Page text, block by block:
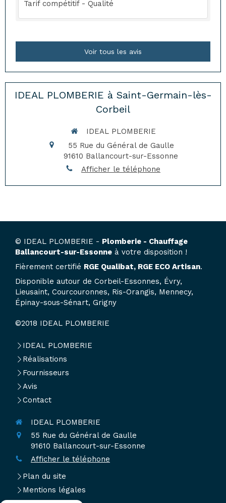
Tarif compétitif - Qualité
Voir tous les avis
IDEAL PLOMBERIE à Saint-Germain-lès-
Corbeil
IDEAL PLOMBERIE
55 Rue du Général de Gaulle
91610 Ballancourt-sur-Essonne
Afficher le téléphone
© IDEAL PLOMBERIE - Plomberie - Chauffage
Ballancourt-sur-Essonne à votre disposition !
Fièrement certifié RGE Qualibat, RGE ECO Artisan.
Disponible autour de Corbeil-Essonnes, Évry,
Lieusaint, Courcouronnes, Ris-Orangis, Mennecy,
Épinay-sous-Sénart, Grigny
©2018 IDEAL PLOMBERIE
IDEAL PLOMBERIE
Réalisations
Fournisseurs
Avis
Contact
IDEAL PLOMBERIE
55 Rue du Général de Gaulle
91610 Ballancourt-sur-Essonne
Afficher le téléphone
Plan du site
Mentions légales